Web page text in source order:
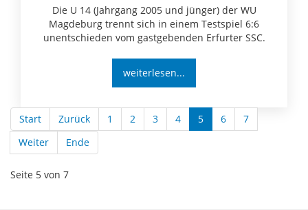
Die U 14 (Jahrgang 2005 und jünger) der WU
Magdeburg trennt sich in einem Testspiel 6:6
unentschieden vom gastgebenden Erfurter SSC.
weiterlesen...
Start Zurück 1 2 3 4 5 6
7
Weiter
Ende
Seite 5 von 7